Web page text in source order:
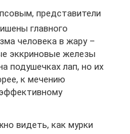
представители
главного
человека в жару –
эккриновые железы
подушечках лап, но их
к мечению
видеть, как мурки